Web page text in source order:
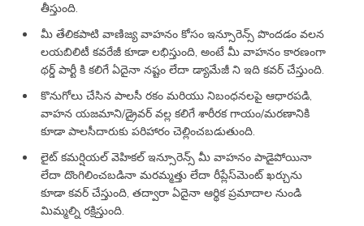
తీస్తుంది.
మీ తేలికపాటి వాణిజ్య వాహనం కోసం ఇన్సూరెన్స్ పొందడం వలన
లయబిలిటీ కవరేజీ కూడా లభిస్తుంది, అంటే మీ వాహనం కారణంగా
థర్డ్ పార్టీ కి కలిగే ఏదైనా నష్టం లేదా డ్యామేజీ ని ఇది కవర్ చేస్తుంది.
కొనుగోలు చేసిన పాలసీ రకం మరియు నిబంధనలపై ఆధారపడి,
వాహన యజమాని/డ్రైవర్ వల్ల కలిగే శారీరక గాయం/మరణానికి
కూడా పాలసీదారుకు పరిహారం చెల్లించబడుతుంది.
లైట్ కమర్షియల్ వెహికల్ ఇన్సూరెన్స్ మీ వాహనం పాడైపోయినా
లేదా దొంగిలించబడినా మరమ్మత్తు లేదా రీప్లేస్‌మెంట్ ఖర్చును
కూడా కవర్ చేస్తుంది, తద్వారా ఏదైనా ఆర్థిక ప్రమాదాల నుండి
మిమ్మల్ని రక్షిస్తుంది.